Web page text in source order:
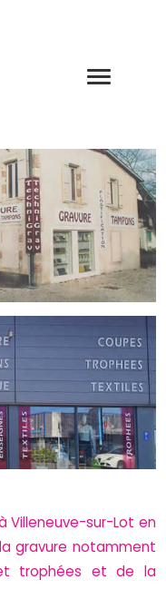
Villeneuve-sur-Lot en
gravure notamment
trophées et de la